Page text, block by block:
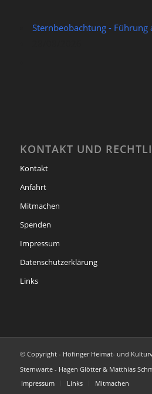
Sternbeobachtung -
KONTAKT UND
Kontakt
Anfahrt
Mitmachen
Spenden
Impressum
Datenschutzerklärung
Links
© Copyright - Höfinger Heimat- und
Sternwarte - Hagen Glötter & Matthias
Impressum
Links Mitmachen